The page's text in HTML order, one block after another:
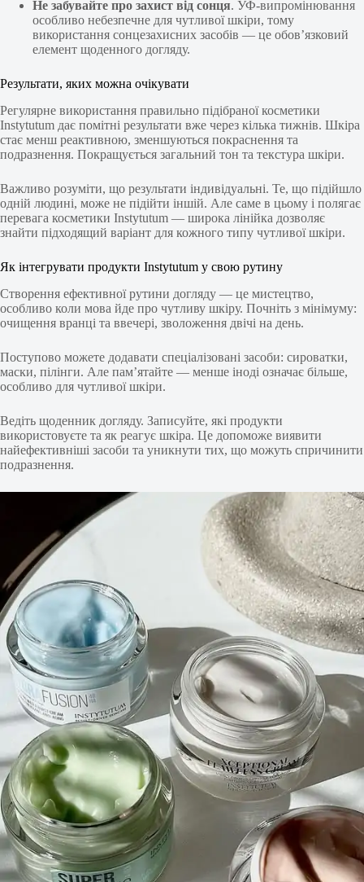
Не забувайте про захист від сонця. УФ-випромінювання
особливо небезпечне для чутливої шкіри, тому
використання сонцезахисних засобів — це обов’язковий
елемент щоденного догляду.
Результати, яких можна очікувати
Регулярне використання правильно підібраної косметики
Instytutum дає помітні результати вже через кілька тижнів. Шкіра
стає менш реактивною, зменшуються покраснення та
подразнення. Покращується загальний тон та текстура шкіри.
Важливо розуміти, що результати індивідуальні. Те, що підійшло
одній людині, може не підійти іншій. Але саме в цьому і полягає
перевага косметики Instytutum — широка лінійка дозволяє
знайти підходящий варіант для кожного типу чутливої шкіри.
Як інтегрувати продукти Instytutum у свою рутину
Створення ефективної рутини догляду — це мистецтво,
особливо коли мова йде про чутливу шкіру. Почніть з мінімуму:
очищення вранці та ввечері, зволоження двічі на день.
Поступово можете додавати спеціалізовані засоби: сироватки,
маски, пілінги. Але пам’ятайте — менше іноді означає більше,
особливо для чутливої шкіри.
Ведіть щоденник догляду. Записуйте, які продукти
використовуєте та як реагує шкіра. Це допоможе виявити
найефективніші засоби та уникнути тих, що можуть спричинити
подразнення.